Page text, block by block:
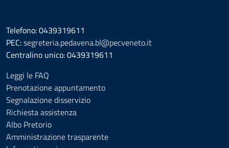
Telefono: 0439319611
PEC:segreteria.pedavena.bl@pecveneto.it
Centralino unico: 0439319611
Leggi le FAQ
Prenotazione appuntamento
Segnalazione disservizio
Richiesta assistenza
Albo Pretorio
Amministrazione trasparente